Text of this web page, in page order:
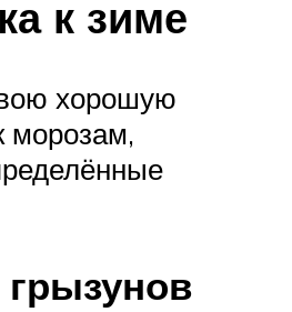
к зиме
хорошую
морозам,